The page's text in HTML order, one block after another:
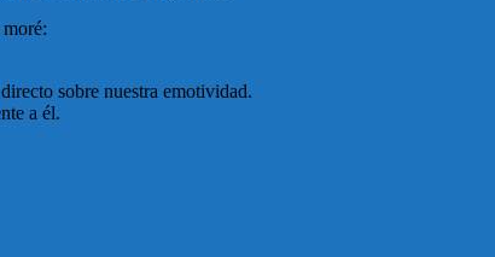
sobre nuestra emotividad.
a él.